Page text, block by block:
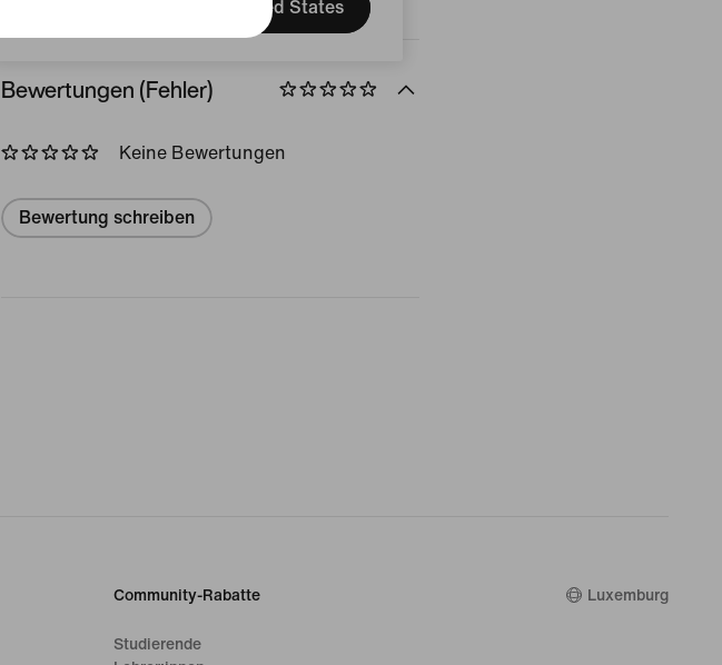
United States
Bewertungen (Fehler)
Keine Bewertungen
Bewertung schreiben
Community-Rabatte
Studierende
Luxemburg